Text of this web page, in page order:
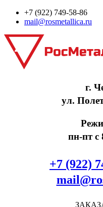
+7 (922) 749‑58‑86
mail@rosmetallica.ru
г.
ул.
пн-пт с
+7 (922)